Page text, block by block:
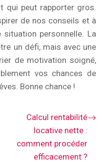
qui peut rapporter gros.
de nos conseils et à
personnelle. La
un défi, mais avec une
de motivation soigné,
vos chances de
Bonne chance !
Calcul rentabilité
locative nette :
comment procéder
efficacement ?